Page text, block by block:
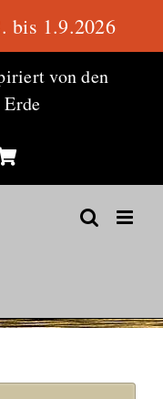
von den
bis 1.9.2026